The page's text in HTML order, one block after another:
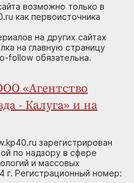
возможно только в
как первоисточника
на других сайтах
на главную страницу
follow обязательна.
«Агентство
- Калуга» и на
зарегистрирован
по надзору в сфере
и массовых
г. Регистрационный номер: